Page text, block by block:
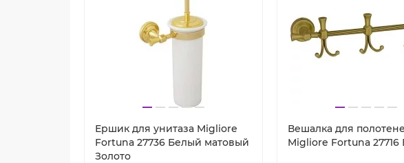
Ершик для унитаза Migliore
Fortuna 27736 Белый матовый
Золото
Вешалка для
Migliore Fortuna 27716